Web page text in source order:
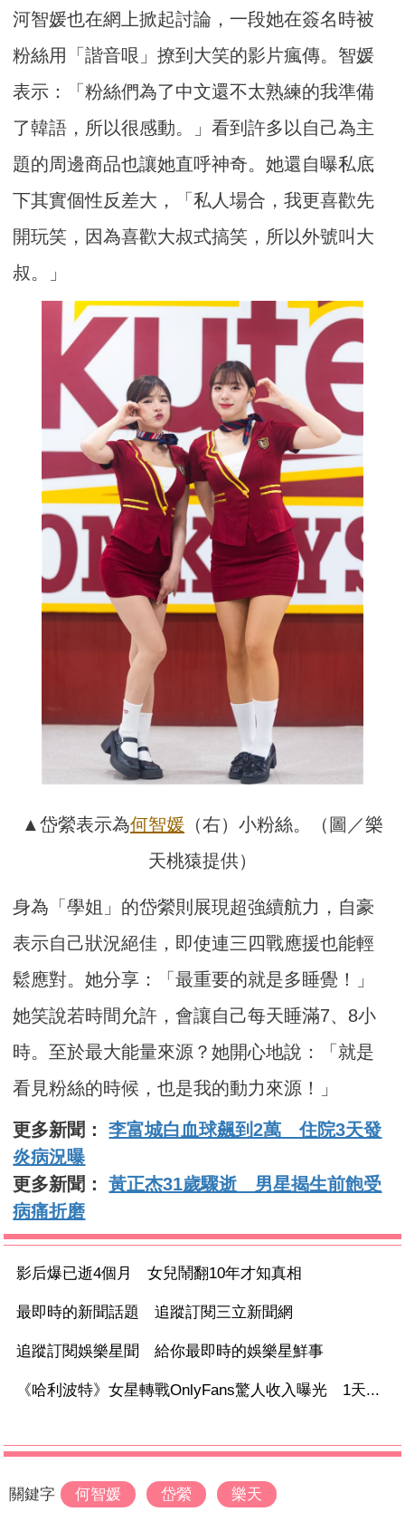
河智媛也在網上掀起討論，一段她在簽名時被
粉絲用「諧音哏」撩到大笑的影片瘋傳。智媛
表示：「粉絲們為了中文還不太熟練的我準備
了韓語，所以很感動。」看到許多以自己為主
題的周邊商品也讓她直呼神奇。她還自曝私底
下其實個性反差大，「私人場合，我更喜歡先
開玩笑，因為喜歡大叔式搞笑，所以外號叫大
叔。」
▲岱縈表示為何智媛 （右）小粉絲。（圖／樂
天桃猿提供）
身為「學姐」的岱縈則展現超強續航力，自豪
表示自己狀況絕佳，即使連三四戰應援也能輕
鬆應對。她分享：「最重要的就是多睡覺！」
她笑說若時間允許，會讓自己每天睡滿7、8小
時。至於最大能量來源？她開心地說：「就是
看見粉絲的時候，也是我的動力來源！」
更多新聞：李富城白血球飆到2萬 住院3天發
炎病況曝
更多新聞：黃正杰31歲驟逝 男星揭生前飽受
病痛折磨
影后爆已逝4個月 女兒鬧翻10年才知真相
最即時的新聞話題 追蹤訂閱三立新聞網
追蹤訂閱娛樂星聞 給你最即時的娛樂星鮮事
《哈利波特》女星轉戰OnlyFans驚人收入曝光 1天...
關鍵字 何智媛 岱縈 樂天